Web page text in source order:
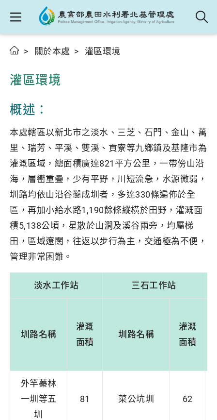
關於本處 灌區環境
灌區環境
概述：
本處轄區以新北市之淡水、三芝、石門、金山、萬
里、瑞芳、平溪、雙溪、貢寮等九鄉鎮及基隆市為
灌溉區域，總面積廣達821平方公里，一帶傍山沿
海，層巒重疊，少有平野，川短流急，水源微弱，
圳路均依山沿谷鑿成圳者，多達330條遍佈於全
區，再加小給水路1,190餘條縱橫於田野，灌溉面
積5,138公頃，星散於山澗及溪谷兩旁，均屬梯
田，區域遼闊，往返以步行為主，交通極為不便，
管理非常困難。
淡水工作站 三石工作站
圳路名稱
灌溉
面積
圳路名稱
灌溉
面積
外竿蓁林
一圳等五
圳
81 菜公坑圳 62